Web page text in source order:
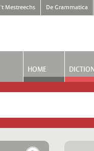
't Mestreechs De Grammatica
HOME